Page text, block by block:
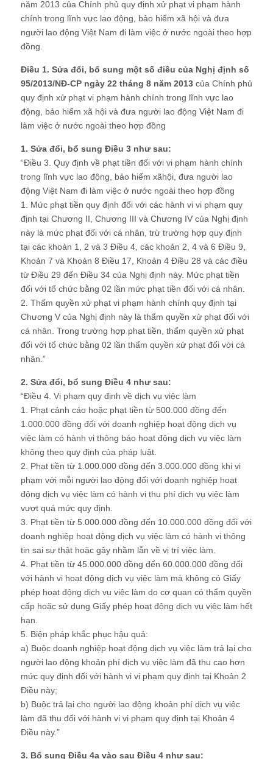
năm 2013 của Chính phủ quy định xử phạt vi phạm hành
chính trong lĩnh vực lao động, bảo hiểm xã hội và đưa
người lao động Việt Nam đi làm việc ở nước ngoài theo hợp
đồng.
Điều 1. Sửa đổi, bổ sung một số điều của Nghị định số
95/2013/NĐ-CP ngày 22 tháng 8 năm 2013 của Chính phủ
quy định xử phạt vi phạm hành chính trong lĩnh vực lao
động, bảo hiểm xã hội và đưa người lao động Việt Nam đi
làm việc ở nước ngoài theo hợp đồng
1. Sửa đổi, bổ sung Điều 3 như sau:
“Điều 3. Quy định về phạt tiền đối với vi phạm hành chính
trong lĩnh vực lao động, bảo hiểm xãhội, đưa người lao
động Việt Nam đi làm việc ở nước ngoài theo hợp đồng
1. Mức phạt tiền quy định đối với các hành vi vi phạm quy
định tại Chương II, Chương III và Chương IV của Nghị định
này là mức phạt đối với cá nhân, trừ trường hợp quy định
tại các khoản 1, 2 và 3 Điều 4, các khoản 2, 4 và 6 Điều 9,
Khoản 7 và Khoản 8 Điều 17, Khoản 4 Điều 28 và các điều
từ Điều 29 đến Điều 34 của Nghị định này. Mức phạt tiền
đối với tổ chức bằng 02 lần mức phạt tiền đối với cá nhân.
2. Thẩm quyền xử phạt vi phạm hành chính quy định tại
Chương V của Nghị định này là thẩm quyền xử phạt đối với
cá nhân. Trong trường hợp phạt tiền, thẩm quyền xử phạt
đối với tổ chức bằng 02 lần thẩm quyền xử phạt đối với cá
nhân.”
2. Sửa đổi, bổ sung Điều 4 như sau:
“Điều 4. Vi phạm quy định về dịch vụ việc làm
1. Phạt cảnh cáo hoặc phạt tiền từ 500.000 đồng đến
1.000.000 đồng đối với doanh nghiệp hoạt động dịch vụ
việc làm có hành vi thông báo hoạt động dịch vụ việc làm
không theo quy định của pháp luật.
2. Phạt tiền từ 1.000.000 đồng đến 3.000.000 đồng khi vi
phạm với mỗi người lao động đối với doanh nghiệp hoạt
động dịch vụ việc làm có hành vi thu phí dịch vụ việc làm
vượt quá mức quy định.
3. Phạt tiền từ 5.000.000 đồng đến 10.000.000 đồng đối với
doanh nghiệp hoạt động dịch vụ việc làm có hành vi thông
tin sai sự thật hoặc gây nhầm lẫn về vị trí việc làm.
4. Phạt tiền từ 45.000.000 đồng đến 60.000.000 đồng đối
với hành vi hoạt động dịch vụ việc làm mà không có Giấy
phép hoạt động dịch vụ việc làm do cơ quan có thẩm quyền
cấp hoặc sử dụng Giấy phép hoạt động dịch vụ việc làm hết
hạn.
5. Biện pháp khắc phục hậu quả:
a) Buộc doanh nghiệp hoạt động dịch vụ việc làm trả lại cho
người lao động khoản phí dịch vụ việc làm đã thu cao hơn
mức quy định đối với hành vi vi phạm quy định tại Khoản 2
Điều này;
b) Buộc trả lại cho người lao động khoản phí dịch vụ việc
làm đã thu đối với hành vi vi phạm quy định tại Khoản 4
Điều này.”
3. Bổ sung Điều 4a vào sau Điều 4 như sau: